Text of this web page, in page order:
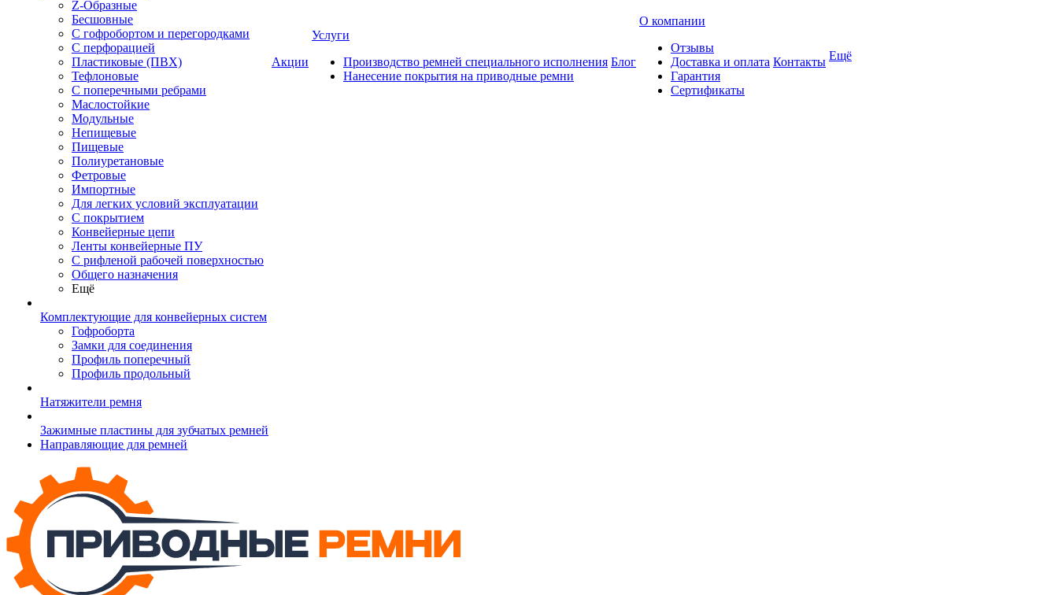
Z-Образные
Бесшовные
С гофробортом и перегородками
С перфорацией
Пластиковые (ПВХ)
Тефлоновые
С поперечными ребрами
Маслостойкие
Модульные
Непищевые
Пищевые
Полиуретановые
Фетровые
Импортные
Для легких условий эксплуатации
С покрытием
Конвейерные цепи
Ленты конвейерные ПУ
С рифленой рабочей поверхностью
Общего назначения
Ещё
Комплектующие для конвейерных систем
Гофроборта
Замки для соединения
Профиль поперечный
Профиль продольный
Натяжители ремня
Зажимные пластины для зубчатых ремней
Направляющие для ремней
Акции
Услуги
Производство ремней специального исполнения
Нанесение покрытия на приводные ремни
Блог
О компании
Отзывы
Доставка и оплата
Гарантия
Сертификаты
Контакты Ещё